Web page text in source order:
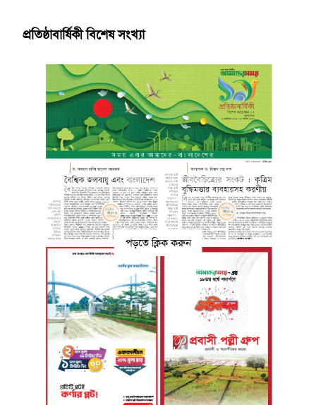
প্রতিষ্ঠাবার্ষিকী বিশেষ সংখ্যা
পড়তে ক্লিক করুন